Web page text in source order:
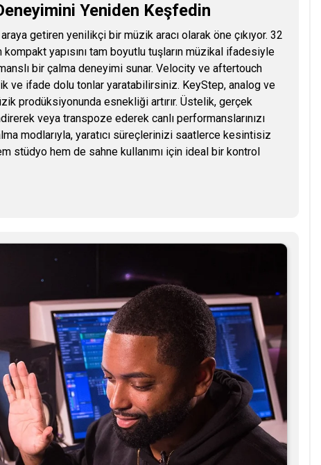
Yeniden Keşfedin
getiren yenilikçi bir müzik aracı olarak öne çıkıyor. 32
yapısını tam boyutlu tuşların müzikal ifadesiyle
bir çalma deneyimi sunar. Velocity ve aftertouch
ve ifade dolu tonlar yaratabilirsiniz. KeyStep, analog ve
prodüksiyonunda esnekliği artırır. Üstelik, gerçek
veya transpoze ederek canlı performanslarınızı
modlarıyla, yaratıcı süreçlerinizi saatlerce kesintisiz
stüdyo hem de sahne kullanımı için ideal bir kontrol